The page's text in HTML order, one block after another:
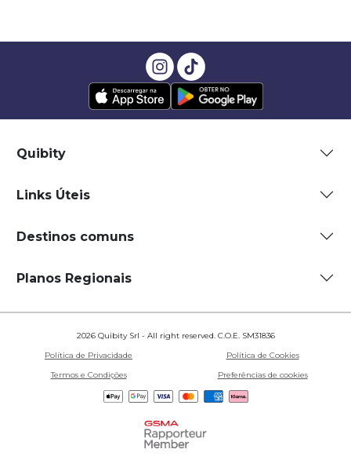
Quibity
Links Úteis
Destinos comuns
Planos Regionais
2026 Quibity Srl - All right reserved. C.O.E. SM31836
Política de Privacidade
Política de Cookies
Termos e Condições
Preferências de cookies